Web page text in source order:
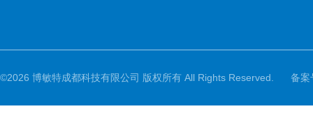
©2026 博敏特成都科技有限公司 版权所有 All Rights Reserved. 备案